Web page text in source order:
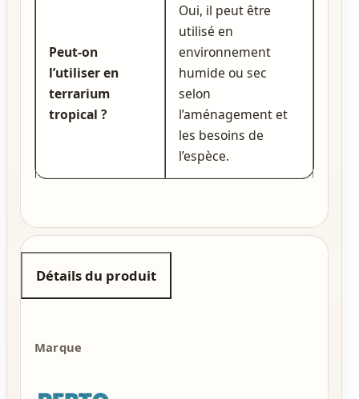
Peut‑on
l’utiliser en
terrarium
tropical ?
Oui, il peut être
utilisé en
environnement
humide ou sec
selon
l’aménagement et
les besoins de
l’espèce.
Détails du produit
Marque